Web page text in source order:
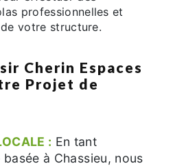
professionnelles et
votre structure.
Cherin Espaces
Projet de
: En tant
à Chassieu, nous